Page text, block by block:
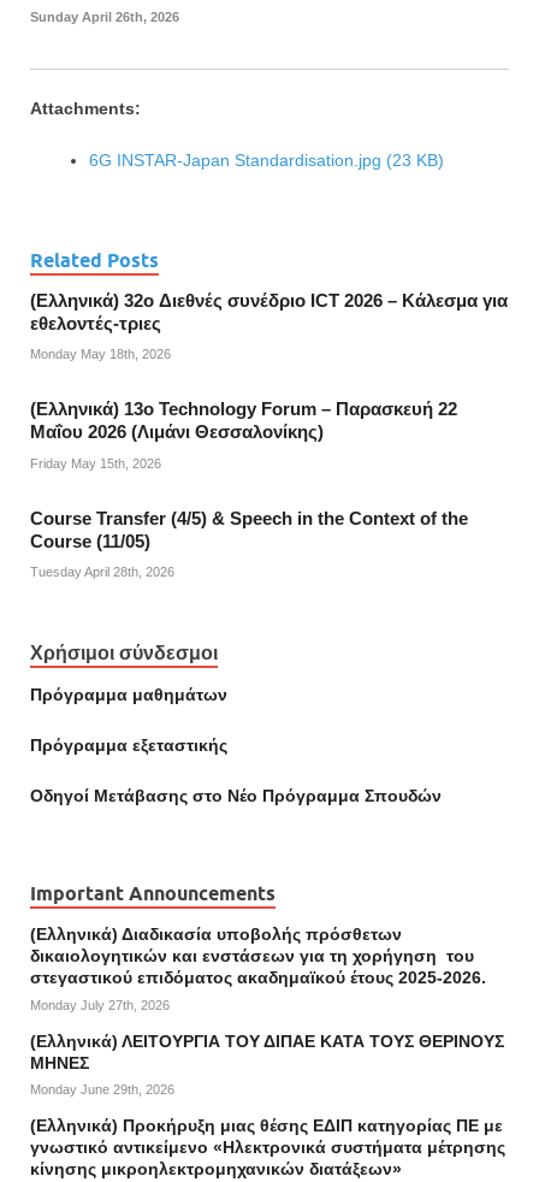
Sunday April 26th, 2026
Attachments:
6G INSTAR-Japan Standardisation.jpg (23 KB)
Related Posts
(Ελληνικά) 32o Διεθνές συνέδριο ICT 2026 – Κάλεσμα για
εθελοντές-τριες
Monday May 18th, 2026
(Ελληνικά) 13ο Technology Forum – Παρασκευή 22
Μαΐου 2026 (Λιμάνι Θεσσαλονίκης)
Friday May 15th, 2026
Course Transfer (4/5) & Speech in the Context of the
Course (11/05)
Tuesday April 28th, 2026
Χρήσιμοι σύνδεσμοι
Πρόγραμμα μαθημάτων
Πρόγραμμα εξεταστικής
Οδηγοί Mετάβασης στο Νέο Πρόγραμμα Σπουδών
Important Announcements
(Ελληνικά) Διαδικασία υποβολής πρόσθετων
δικαιολογητικών και ενστάσεων για τη χορήγηση του
στεγαστικού επιδόματος ακαδημαϊκού έτους 2025-2026.
Monday July 27th, 2026
(Ελληνικά) ΛΕΙΤΟΥΡΓΙΑ ΤΟΥ ΔΙΠΑΕ ΚΑΤΑ ΤΟΥΣ ΘΕΡΙΝΟΥΣ
ΜΗΝΕΣ
Monday June 29th, 2026
(Ελληνικά) Προκήρυξη μιας θέσης ΕΔΙΠ κατηγορίας ΠΕ με
γνωστικό αντικείμενο «Ηλεκτρονικά συστήματα μέτρησης
κίνησης μικροηλεκτρομηχανικών διατάξεων»